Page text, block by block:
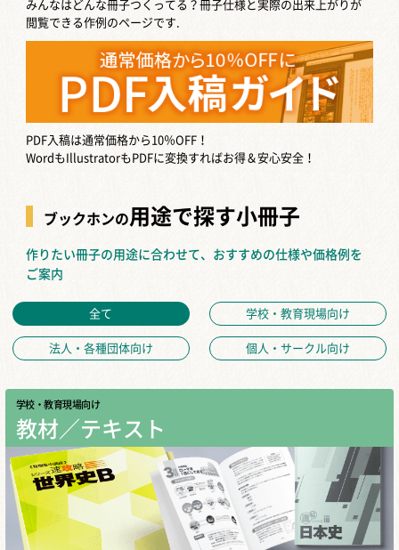
みんなはどんな冊子つくってる？冊子仕様と実際の出来上がりが
閲覧できる作例のページです.
PDF入稿は通常価格から10％OFF！
WordもIllustratorもPDFに変換すればお得＆安心安全！
ブックホンの用途で探す小冊子
作りたい冊子の用途に合わせて、おすすめの仕様や価格例を
ご案内
全て 学校・教育現場向け
法人・各種団体向け 個人・サークル向け
学校・教育現場向け
教材／テキスト